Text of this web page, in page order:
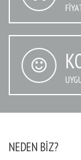
NEDEN BIZ?